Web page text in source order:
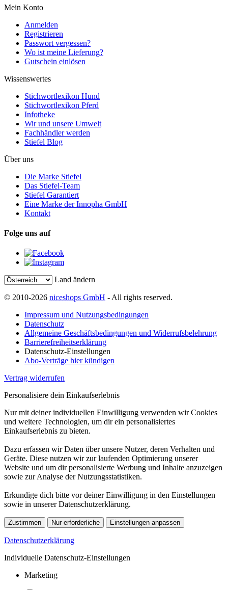
Mein Konto
Anmelden
Registrieren
Passwort vergessen?
Wo ist meine Lieferung?
Gutschein einlösen
Wissenswertes
Stichwortlexikon Hund
Stichwortlexikon Pferd
Infotheke
Wir und unsere Umwelt
Fachhändler werden
Stiefel Blog
Über uns
Die Marke Stiefel
Das Stiefel-Team
Stiefel Garantiert
Eine Marke der Innopha GmbH
Kontakt
Folge uns auf
Land ändern
© 2010-2026 niceshops GmbH - All rights reserved.
Impressum und Nutzungsbedingungen
Datenschutz
Allgemeine Geschäftsbedingungen und Widerrufsbelehrung
Barrierefreiheitserklärung
Datenschutz-Einstellungen
Abo-Verträge hier kündigen
Vertrag widerrufen
Personalisiere dein Einkaufserlebnis
Nur mit deiner individuellen Einwilligung verwenden wir Cookies
und weitere Technologien, um dir ein personalisiertes
Einkaufserlebnis zu bieten.
Dazu erfassen wir Daten über unsere Nutzer, deren Verhalten und
Geräte. Diese nutzen wir zur laufenden Optimierung unserer
Website und um dir personalisierte Werbung und Inhalte anzuzeigen
sowie zur Analyse der Nutzungsstatistiken.
Erkundige dich bitte vor deiner Einwilligung in den Einstellungen
sowie in unserer Datenschutzerklärung.
Zustimmen Nur erforderliche Einstellungen anpassen
Datenschutzerklärung
Individuelle Datenschutz-Einstellungen
Marketing